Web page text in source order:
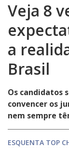
Veja 8
a
Brasil
Os candidatos
convencer os
nem sempre
ESQUENTA TOP